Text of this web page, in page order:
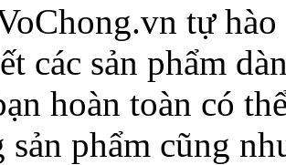
tự
các sản phẩm
hoàn toàn có
sản phẩm cũng